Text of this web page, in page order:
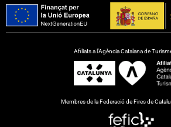
Afiliats a l’Agència Catalana de
Membres de la Federació de Fires de